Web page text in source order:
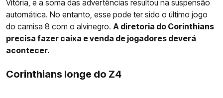
Vitória, e a soma das advertências resultou na suspensão
automática. No entanto, esse pode ter sido o último jogo
do camisa 8 com o alvinegro. A diretoria do Corinthians
precisa fazer caixa e venda de jogadores deverá
acontecer.
Corinthians longe do Z4